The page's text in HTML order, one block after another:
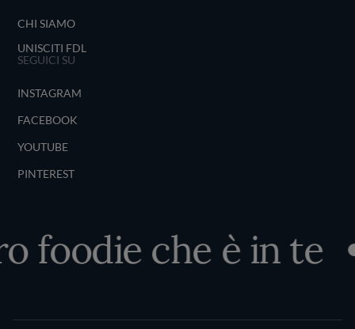
CHI SIAMO
UNISCITI FDL
SEGUICI SU
INSTAGRAM
FACEBOOK
YOUTUBE
PINTEREST
foodie che è in te